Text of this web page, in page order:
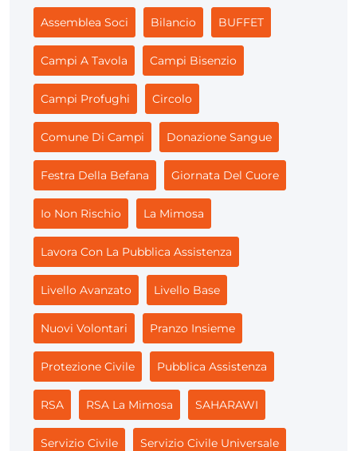
Assemblea Soci Bilancio BUFFET
Campi A Tavola Campi Bisenzio
Campi Profughi Circolo
Comune Di Campi Donazione Sangue
Festra Della Befana Giornata Del Cuore
Io Non Rischio La Mimosa
Lavora Con La Pubblica Assistenza
Livello Avanzato Livello Base
Nuovi Volontari Pranzo Insieme
Protezione Civile Pubblica Assistenza
RSA RSA La Mimosa SAHARAWI
Servizio Civile Servizio Civile Universale